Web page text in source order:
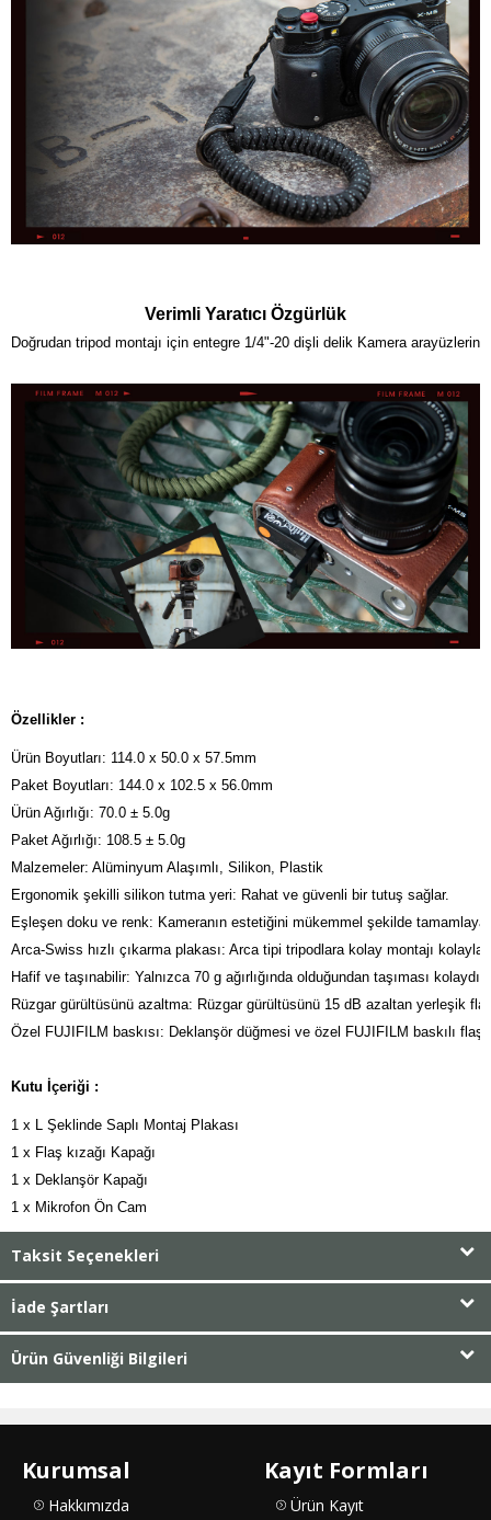
Verimli Yaratıcı Özgürlük
Doğrudan tripod montajı için entegre 1/4"-20 dişli delik Kamera
Özellikler :
Ürün Boyutları: 114.0 x 50.0 x 57.5mm
Paket Boyutları: 144.0 x 102.5 x 56.0mm
Ürün Ağırlığı: 70.0 ± 5.0g
Paket Ağırlığı: 108.5 ± 5.0g
Malzemeler: Alüminyum Alaşımlı, Silikon, Plastik
Ergonomik şekilli silikon tutma yeri: Rahat ve güvenli bir tutuş sağlar.
Eşleşen doku ve renk: Kameranın estetiğini mükemmel şekilde
Arca-Swiss hızlı çıkarma plakası: Arca tipi tripodlara kolay montajı
Hafif ve taşınabilir: Yalnızca 70 g ağırlığında olduğundan taşıması kolaydır.
Rüzgar gürültüsünü azaltma: Rüzgar gürültüsünü 15 dB azaltan yerleşik
Özel FUJIFILM baskısı: Deklanşör düğmesi ve özel FUJIFILM baskılı flaş
Kutu İçeriği :
1 x L Şeklinde Saplı Montaj Plakası
1 x Flaş kızağı Kapağı
1 x Deklanşör Kapağı
1 x Mikrofon Ön Cam
Taksit Seçenekleri
İade Şartları
Ürün Güvenliği Bilgileri
Kurumsal
Hakkımızda
Kayıt Formları
Ürün Kayıt